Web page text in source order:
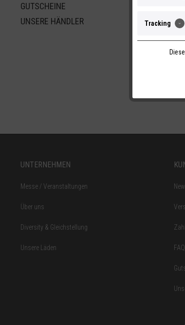
GUTSCHEINE
UNSERE HÄNDLER
UNTERNEHMEN
Messe / Veranstaltungen
Über uns
Diversity & Gleichstellung
Unsere Läden FAQ
Tracking